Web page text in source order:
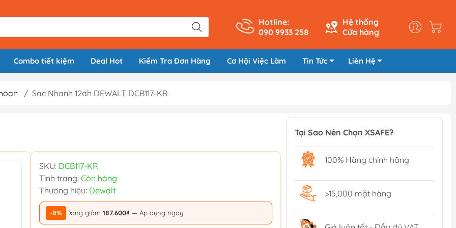
Hotline:
090 9933 258
Hệ thống
Cửa hàng
Combo tiết kiệm Deal Hot Kiểm Tra Đơn Hàng Cơ Hội Việc Làm Tin Tức Liên Hệ
/ Sạc Nhanh 12ah DEWALT DCB117-KR
SKU: DCB117-KR
Tình trạng: Còn hàng
Thương hiệu: Dewalt
-8% Đang giảm 187.600₫ — Áp dụng ngay
Tại Sao Nên Chọn XSAFE?
100% Hàng chính hãng
>15,000 mặt hàng